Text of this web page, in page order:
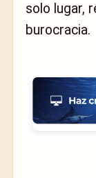
solo lugar,
burocracia.